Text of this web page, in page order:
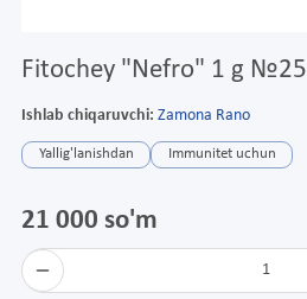
Fitochey "Nefro" 1 g №25
Ishlab chiqaruvchi: Zamona Rano
Yallig'lanishdan Immunitet uchun
21 000 so'm
1